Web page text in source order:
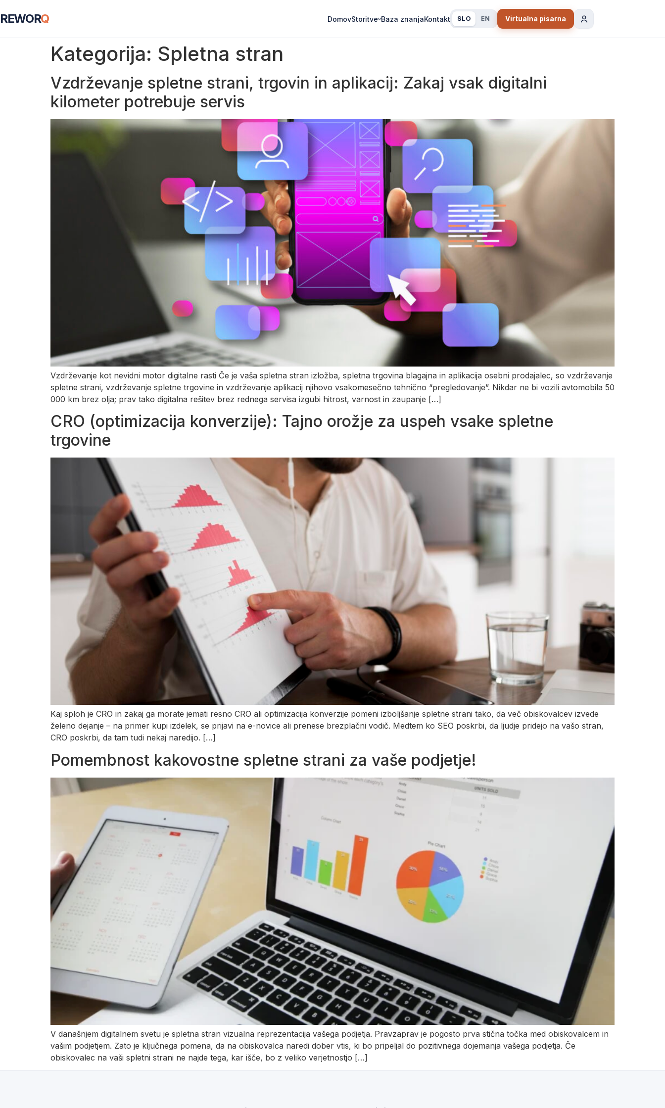
REWORQ DomovStoritve Baza znanjaKontakt SLO EN Virtualna pisarna
Kategorija: Spletna stran
Vzdrževanje spletne strani, trgovin in aplikacij: Zakaj vsak digitalni
kilometer potrebuje servis
Vzdrževanje kot nevidni motor digitalne rasti Če je vaša spletna stran izložba, spletna trgovina blagajna in aplikacija osebni prodajalec, so vzdrževanje
spletne strani, vzdrževanje spletne trgovine in vzdrževanje aplikacij njihovo vsakomesečno tehnično “pregledovanje”. Nikdar ne bi vozili avtomobila 50
000 km brez olja; prav tako digitalna rešitev brez rednega servisa izgubi hitrost, varnost in zaupanje […]
CRO (optimizacija konverzije): Tajno orožje za uspeh vsake spletne
trgovine
Kaj sploh je CRO in zakaj ga morate jemati resno CRO ali optimizacija konverzije pomeni izboljšanje spletne strani tako, da več obiskovalcev izvede
želeno dejanje – na primer kupi izdelek, se prijavi na e-novice ali prenese brezplačni vodič. Medtem ko SEO poskrbi, da ljudje pridejo na vašo stran,
CRO poskrbi, da tam tudi nekaj naredijo. […]
Pomembnost kakovostne spletne strani za vaše podjetje!
V današnjem digitalnem svetu je spletna stran vizualna reprezentacija vašega podjetja. Pravzaprav je pogosto prva stična točka med obiskovalcem in
vašim podjetjem. Zato je ključnega pomena, da na obiskovalca naredi dober vtis, ki bo pripeljal do pozitivnega dojemanja vašega podjetja. Če
obiskovalec na vaši spletni strani ne najde tega, kar išče, bo z veliko verjetnostjo […]